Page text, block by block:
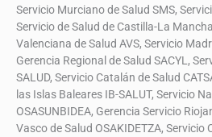
Servicio Murciano de Salud SMS,
Servicio de Salud de Castilla-La
Valenciana de Salud AVS, Servicio
Gerencia Regional de Salud SACYL,
SALUD, Servicio Catalán de Salud
las Islas Baleares IB-SALUT, Servicio
OSASUNBIDEA, Gerencia Servicio
Vasco de Salud OSAKIDETZA, Servicio